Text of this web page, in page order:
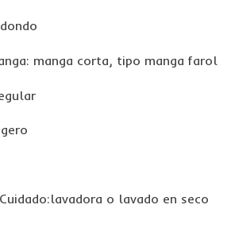
manga corta, tipo manga farol
o lavado en seco